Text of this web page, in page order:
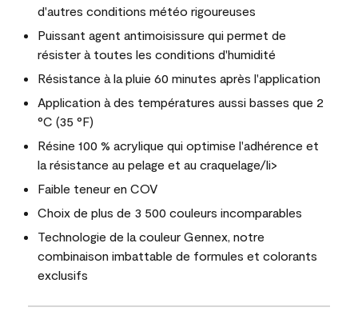
d'autres conditions météo rigoureuses
Puissant agent antimoisissure qui permet de
résister à toutes les conditions d'humidité
Résistance à la pluie 60 minutes après l'application
Application à des températures aussi basses que 2
°C (35 °F)
Résine 100 % acrylique qui optimise l'adhérence et
la résistance au pelage et au craquelage/li>
Faible teneur en COV
Choix de plus de 3 500 couleurs incomparables
Technologie de la couleur Gennex, notre
combinaison imbattable de formules et colorants
exclusifs